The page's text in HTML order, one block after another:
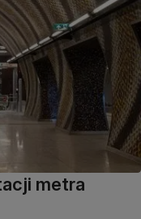
metra